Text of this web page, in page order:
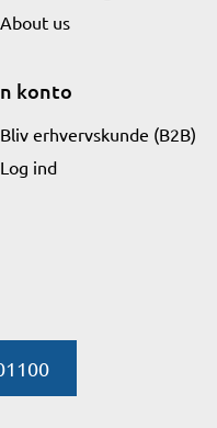
About us
konto
Bliv erhvervskunde (B2B)
Log ind